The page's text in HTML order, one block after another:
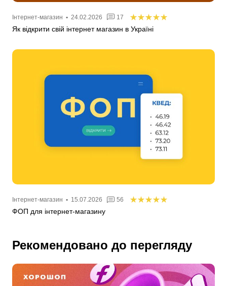
Інтернет-магазин • 24.02.2026 17
Як відкрити свій інтернет магазин в Україні
Інтернет-магазин • 15.07.2026 56
ФОП для інтернет-магазину
Рекомендовано до перегляду